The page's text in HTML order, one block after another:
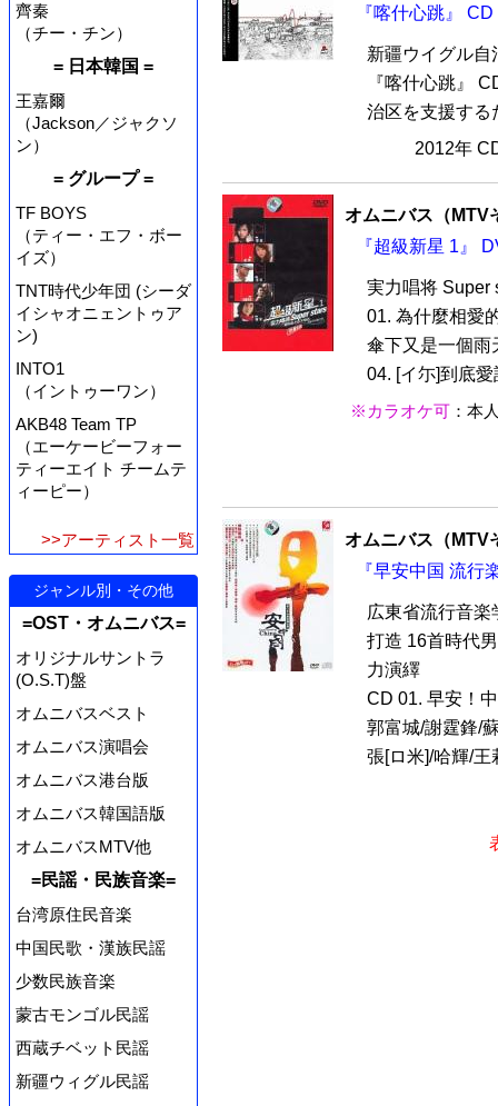
齊秦
（チー・チン）
= 日本韓国 =
王嘉爾
（Jackson／ジャクソ
ン）
= グループ =
TF BOYS
（ティー・エフ・ボー
イズ）
TNT時代少年団 (シーダ
イシャオニェントゥア
ン)
INTO1
（イントゥーワン）
AKB48 Team TP
（エーケービーフォー
ティーエイト チームテ
ィーピー）
>>アーティスト一覧
ジャンル別・その他
=OST・オムニバス=
オリジナルサントラ
(O.S.T)盤
オムニバスベスト
オムニバス演唱会
オムニバス港台版
オムニバス韓国語版
オムニバスMTV他
=民謡・民族音楽=
台湾原住民音楽
中国民歌・漢族民謡
少数民族音楽
蒙古モンゴル民謡
西蔵チベット民謡
新疆ウィグル民謡
『喀什心跳』
新疆ウイグル自
『喀什心跳』
治区を支援する
2012年
オムニバス（MTV
『超級新星 1』
実力唱将 Super
01. 為什麼相愛
傘下又是一個雨
04. [イ尓]到底
※カラオケ可 ：本
オムニバス（MTV
『早安中国 流行
広東省流行音
打造 16首時代
力演繹
CD 01. 早安！
郭富城/謝霆鋒/
張[ロ米]/哈輝/王